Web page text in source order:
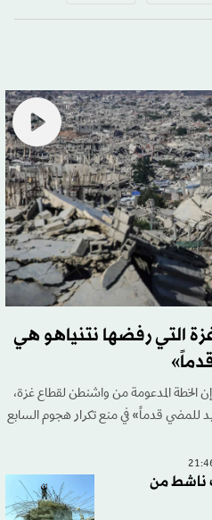
التي رفضها نتنياهو هي
المدعومة من واشنطن لقطاع غزة،
للمضي قدماً» في منع تكرار هجوم السابع
ناشط من